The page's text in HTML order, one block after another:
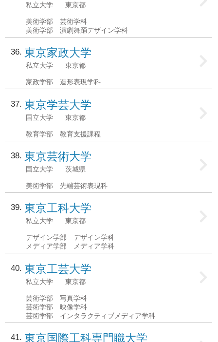
私立大学 東京都
美術学部 芸術学科
美術学部 演劇舞踊デザイン学科
36 東京家政大学
私立大学 東京都
家政学部 造形表現学科
37 東京学芸大学
国立大学 東京都
教育学部 教育支援課程
38 東京芸術大学
国立大学 茨城県
美術学部 先端芸術表現科
39 東京工科大学
私立大学 東京都
デザイン学部 デザイン学科
メディア学部 メディア学科
40 東京工芸大学
私立大学 東京都
芸術学部 写真学科
芸術学部 映像学科
芸術学部 インタラクティブメディア学科
41 東京国際工科専門職大学